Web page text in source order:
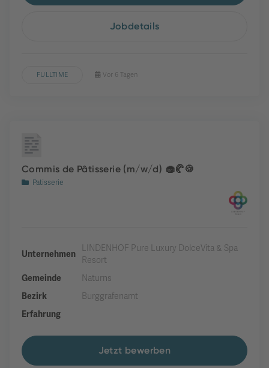
Jobdetails
FULLTIME Vor 6 Tagen
Commis de Pâtisserie (m/w/d) 🧁🥐🍪
Patisserie
Unternehmen
LINDENHOF Pure Luxury DolceVita & Spa
Resort
Gemeinde
Naturns
Bezirk
Burggrafenamt
Erfahrung
Jetzt bewerben